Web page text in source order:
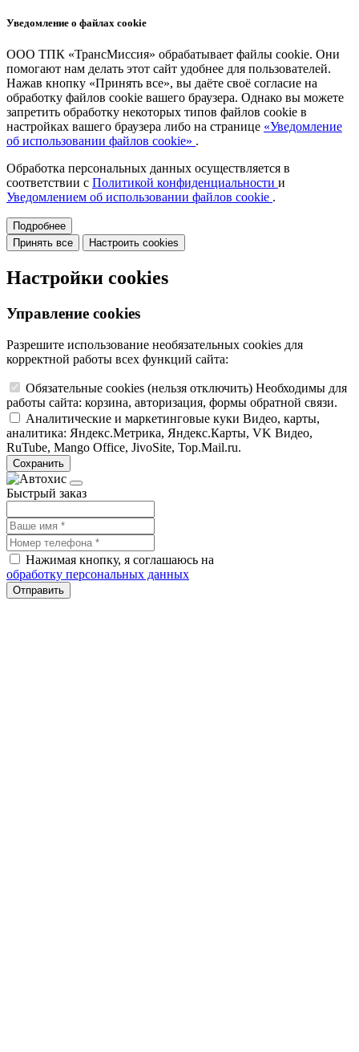
Уведомление о файлах cookie
ООО ТПК «ТрансМиссия» обрабатывает файлы cookie. Они
помогают нам делать этот сайт удобнее для пользователей.
Нажав кнопку «Принять все», вы даёте своё согласие на
обработку файлов cookie вашего браузера. Однако вы можете
запретить обработку некоторых типов файлов cookie в
настройках вашего браузера либо на странице «Уведомление
об использовании файлов cookie» .
Обработка персональных данных осуществляется в
соответствии с Политикой конфиденциальности и
Уведомлением об использовании файлов cookie .
Подробнее
Принять все
Настроить cookies
Настройки cookies
Управление cookies
Разрешите использование необязательных cookies для
корректной работы всех функций сайта:
Обязательные cookies (нельзя отключить) Необходимы для
работы сайта: корзина, авторизация, формы обратной связи.
Аналитические и маркетинговые куки Видео, карты,
аналитика: Яндекс.Метрика, Яндекс.Карты, VK Видео,
RuTube, Mango Office, JivoSite, Top.Mail.ru.
Сохранить
Быстрый заказ
Нажимая кнопку, я соглашаюсь на
обработку персональных данных
Отправить